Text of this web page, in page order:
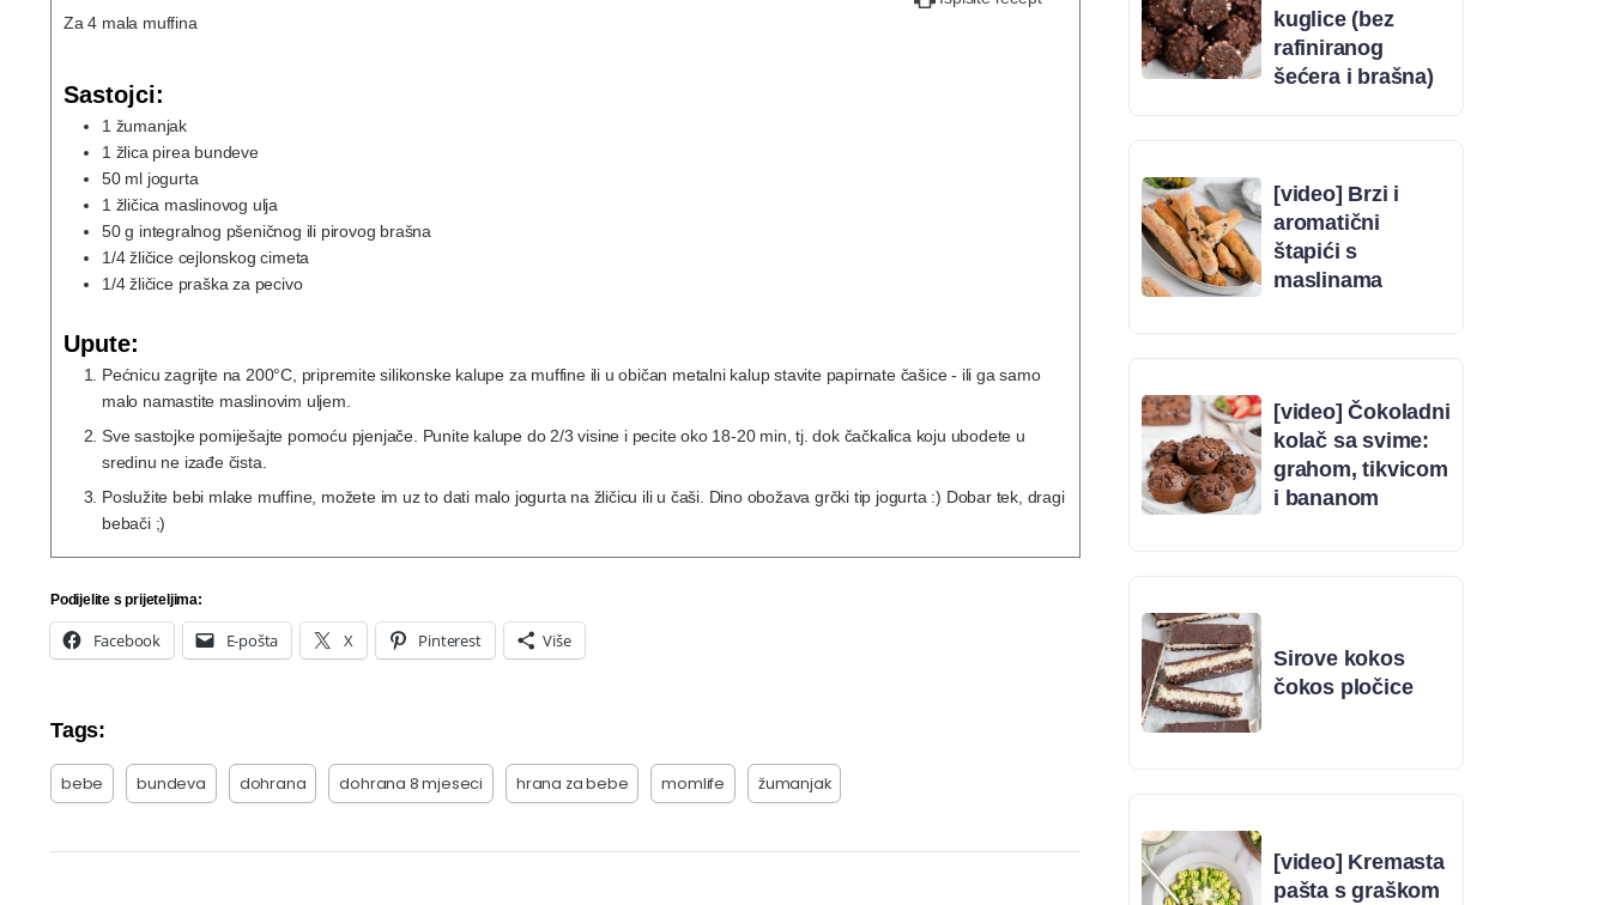
Za 4 mala muffina
Sastojci:
1 žumanjak
1 žlica pirea bundeve
50 ml jogurta
1 žličica maslinovog ulja
50 g integralnog pšeničnog ili pirovog brašna
1/4 žličice cejlonskog cimeta
1/4žličice praška za pecivo
Upute:
Pećnicu zagrijte na 200°C, pripremite silikonske kalupe za muffine ili u običan metalni kalup stavite papirnate čašice - ili ga samo
malo namastite maslinovim uljem.
Sve sastojke pomiješajte pomoću pjenjače. Punite kalupe do 2/3 visine i pecite oko 18-20 min, tj. dok čačkalica koju ubodete u
sredinu ne izađe čista.
Poslužite bebi mlake muffine, možete im uz to dati malo jogurta na žličicu ili u čaši. Dino obožava grčki tip jogurta :) Dobar tek, dragi
bebači ;)
Podijelite s prijeteljima:
Facebook E-pošta X Pinterest Više
Tags:
bebe bundeva dohrana dohrana 8 mjeseci hrana za bebe momlife žumanjak
kuglice (bez
rafiniranog
šećera i brašna)
[video] Brzi i
aromatični
štapići s
maslinama
[video] Čokoladni
kolač sa svime:
grahom, tikvicom
i bananom
Sirove kokos
čokos pločice
[video] Kremasta
pašta s graškom